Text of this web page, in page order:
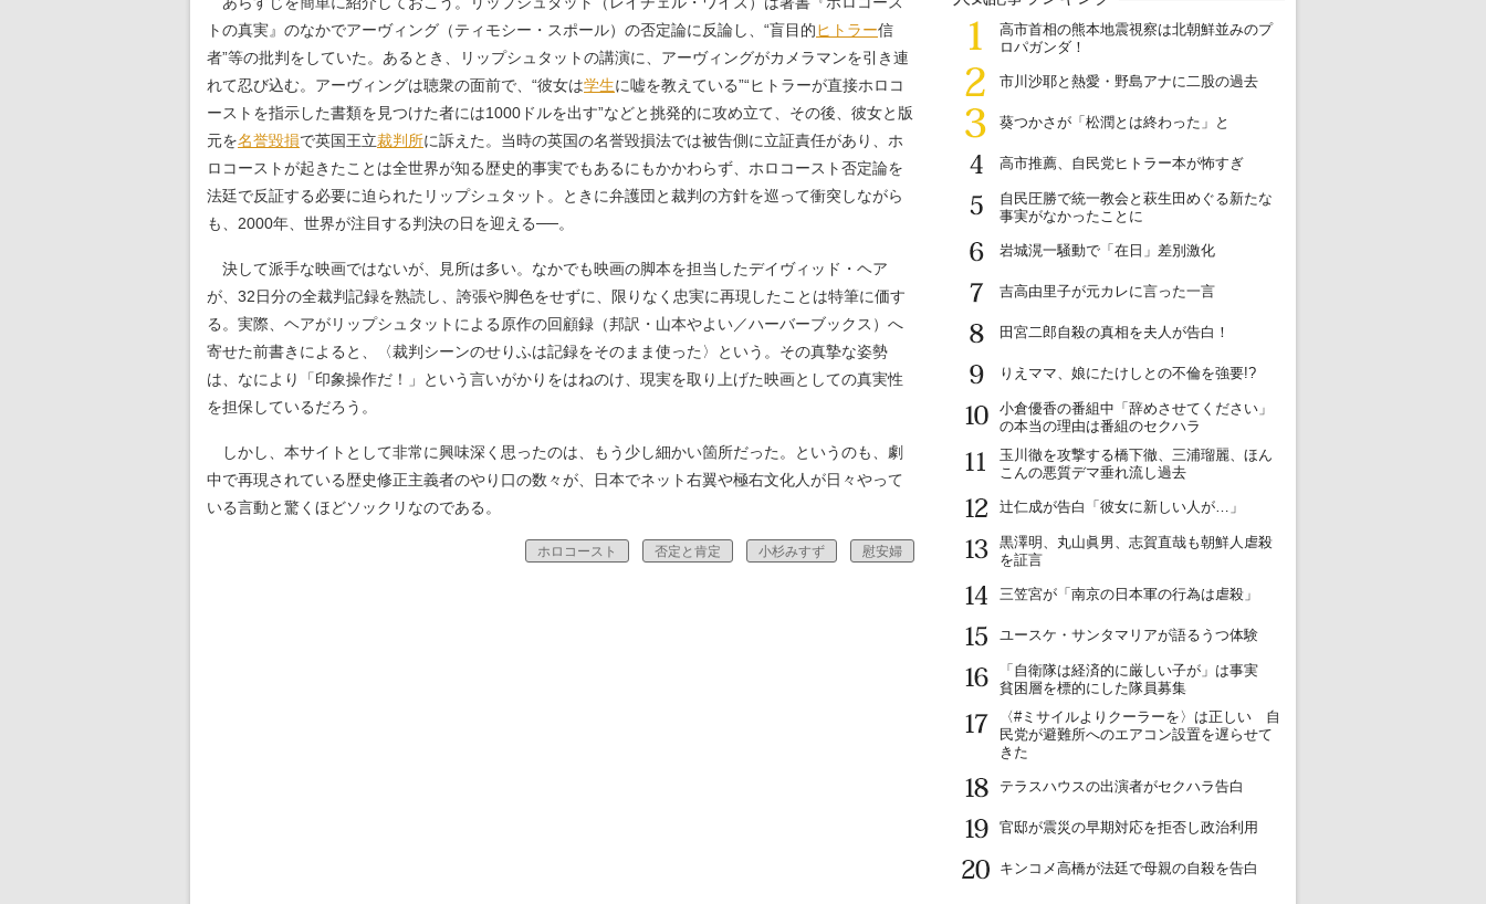
トの真実』のなかでアーヴィング（ティモシー・スポール）の否定論に反論し、“盲目的ヒトラー信
者”等の批判をしていた。あるとき、リップシュタットの講演に、アーヴィングがカメラマンを引き連
れて忍び込む。アーヴィングは聴衆の面前で、“彼女は学生に嘘を教えている”“ヒトラーが直接ホロコ
ーストを指示した書類を見つけた者には1000ドルを出す”などと挑発的に攻め立て、その後、彼女と版
元を名誉毀損で英国王立裁判所に訴えた。当時の英国の名誉毀損法では被告側に立証責任があり、ホ
ロコーストが起きたことは全世界が知る歴史的事実でもあるにもかかわらず、ホロコースト否定論を
法廷で反証する必要に迫られたリップシュタット。ときに弁護団と裁判の方針を巡って衝突しながら
も、2000年、世界が注目する判決の日を迎える──。
決して派手な映画ではないが、見所は多い。なかでも映画の脚本を担当したデイヴィッド・ヘア
が、32日分の全裁判記録を熟読し、誇張や脚色をせずに、限りなく忠実に再現したことは特筆に価す
る。実際、ヘアがリップシュタットによる原作の回顧録（邦訳・山本やよい／ハーバーブックス）へ
寄せた前書きによると、〈裁判シーンのせりふは記録をそのまま使った〉という。その真摯な姿勢
は、なにより「印象操作だ！」という言いがかりをはねのけ、現実を取り上げた映画としての真実性
を担保しているだろう。
しかし、本サイトとして非常に興味深く思ったのは、もう少し細かい箇所だった。というのも、劇
中で再現されている歴史修正主義者のやり口の数々が、日本でネット右翼や極右文化人が日々やって
いる言動と驚くほどソックリなのである。
ホロコースト 否定と肯定 小杉みすず 慰安婦
1
高市首相の熊本地震視察は北朝鮮並みのプ
ロパガンダ！
2
市川沙耶と熱愛・野島アナに二股の過去
3
葵つかさが「松潤とは終わった」と
4
高市推薦、自民党ヒトラー本が怖すぎ
5
自民圧勝で統一教会と萩生田めぐる新たな
事実がなかったことに
6
岩城滉一騒動で「在日」差別激化
7
吉高由里子が元カレに言った一言
8
田宮二郎自殺の真相を夫人が告白！
9
りえママ、娘にたけしとの不倫を強要!?
10
小倉優香の番組中「辞めさせてください」
の本当の理由は番組のセクハラ
11
玉川徹を攻撃する橋下徹、三浦瑠麗、ほん
こんの悪質デマ垂れ流し過去
12
辻仁成が告白「彼女に新しい人が…」
13
黒澤明、丸山眞男、志賀直哉も朝鮮人虐殺
を証言
14
三笠宮が「南京の日本軍の行為は虐殺」
15
ユースケ・サンタマリアが語るうつ体験
16
「自衛隊は経済的に厳しい子が」は事実
貧困層を標的にした隊員募集
17
〈#ミサイルよりクーラーを〉は正しい 自
民党が避難所へのエアコン設置を遅らせて
きた
18
テラスハウスの出演者がセクハラ告白
19
官邸が震災の早期対応を拒否し政治利用
20
キンコメ高橋が法廷で母親の自殺を告白